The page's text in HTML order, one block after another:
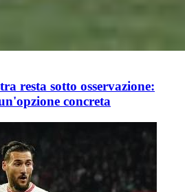
resta sotto osservazione:
concreta